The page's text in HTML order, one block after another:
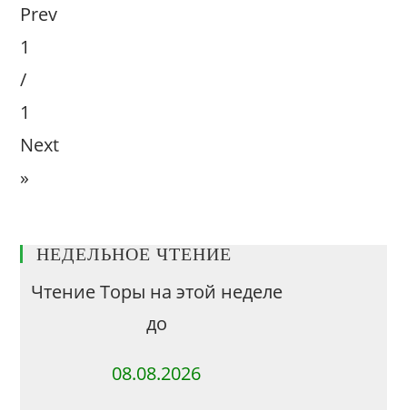
Prev
1
/
1
Next
»
НЕДЕЛЬНОЕ ЧТЕНИЕ
Чтение Торы на этой неделе
до
08.08.2026